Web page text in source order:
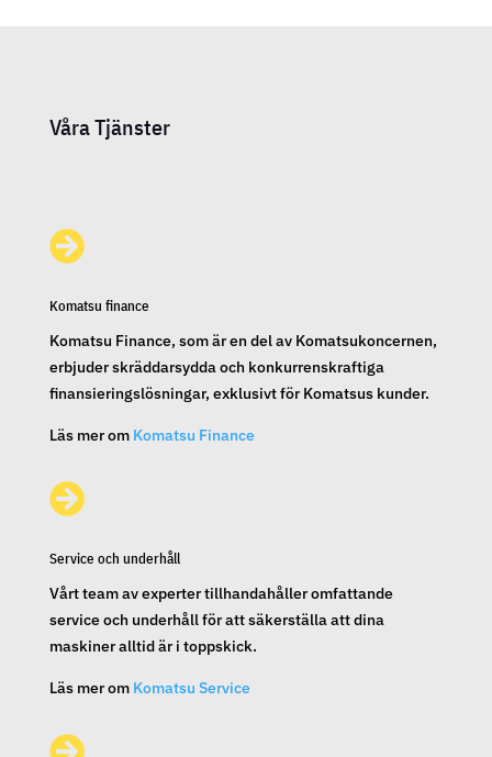
Våra Tjänster

Komatsu finance
Komatsu Finance, som är en del av Komatsukoncernen,
erbjuder skräddarsydda och konkurrenskraftiga
finansieringslösningar, exklusivt för Komatsus kunder.
Läs mer om Komatsu Finance

Service och underhåll
Vårt team av experter tillhandahåller omfattande
service och underhåll för att säkerställa att dina
maskiner alltid är i toppskick.
Läs mer om Komatsu Service